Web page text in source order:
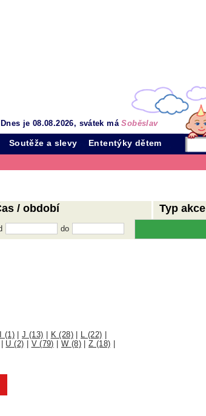
Dnes je 08.08.2026, svátek máSoběslav
Soutěže a slevy Ententýky dětem
/ období
do
Typ akce
I (1)|J (13) K (28)| L (22)
U (2) V (79) W (8)|Z (18)